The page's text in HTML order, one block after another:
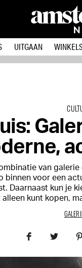
UITGAAN
van
binnen voor een
Daarnaast kun je
alleen kunt kopen,